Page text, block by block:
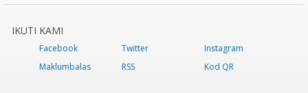
IKUTI KAMI
Facebook Twitter
Instagram
Maklumbalas
RSS Kod QR